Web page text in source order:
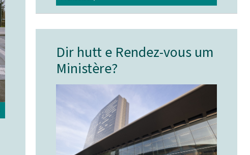
Dir hutt e Rendez-vous um
Ministère?